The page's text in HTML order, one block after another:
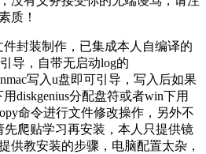
质！
封装制作，已集成本人自编译的
导，自带无启动log的
写入u盘即可引导，写入后如果
diskgenius分配盘符或者win下用
命令进行文件修改操作，另外不
爬贴学习再安装，本人只提供镜
供教安装的步骤，电脑配置太杂，